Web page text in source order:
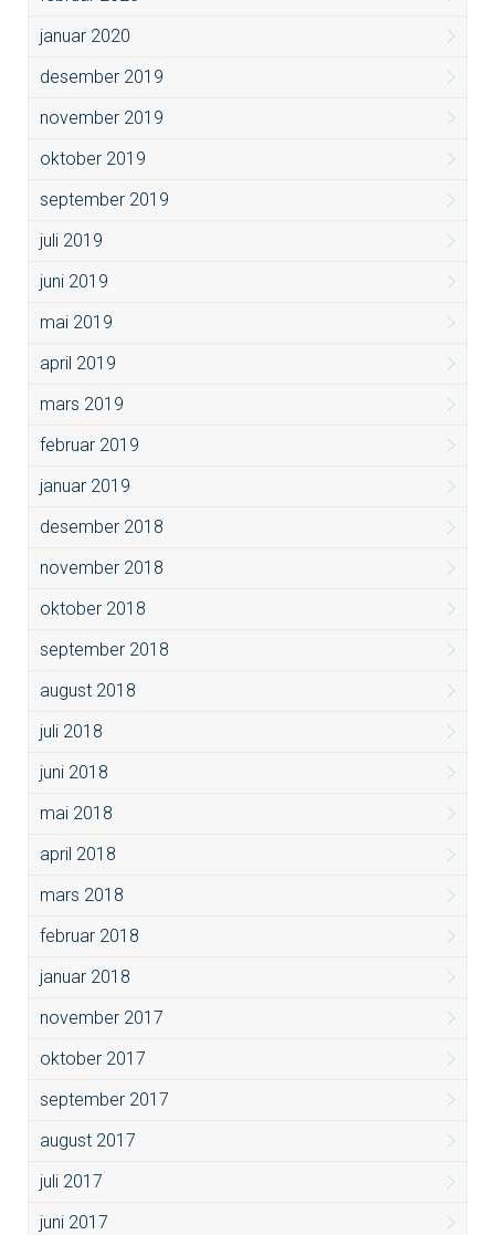
januar 2020
desember 2019
november 2019
oktober 2019
september 2019
juli 2019
juni 2019
mai 2019
april 2019
mars 2019
februar 2019
januar 2019
desember 2018
november 2018
oktober 2018
september 2018
august 2018
juli 2018
juni 2018
mai 2018
april 2018
mars 2018
februar 2018
januar 2018
november 2017
oktober 2017
september 2017
august 2017
juli 2017
juni 2017